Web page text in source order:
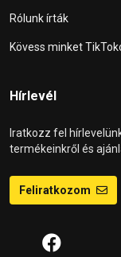
Rólunk írták
Kövess minket
Hírlevél
Iratkozz fel
termékeinkről és
Feliratkozom